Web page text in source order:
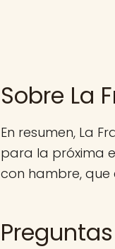
Sobre La
En resumen, La
para la próxima
con hambre, que